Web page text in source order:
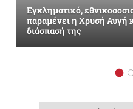
Εγκληματικό,
παραμένει η Χρυσή Αυγή
διάσπασή της